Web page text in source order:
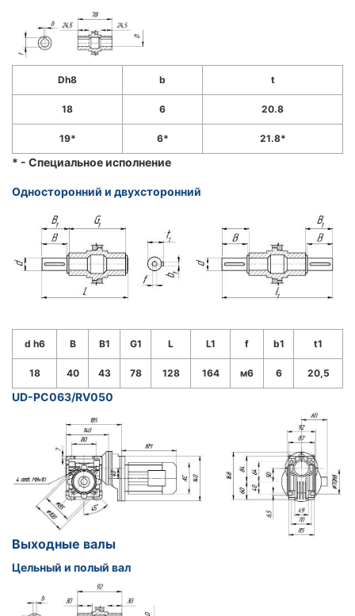
Dh8 b t
18 6 20.8
19* 6* 21.8*
* - Специальное исполнение
Односторонний и двухсторонний
d h6 B B1 G1 L L1 f b1 t1
18 40 43 78 128 164 м6 6 20,5
UD-PC063/RV050
Выходные валы
Цельный и полый вал